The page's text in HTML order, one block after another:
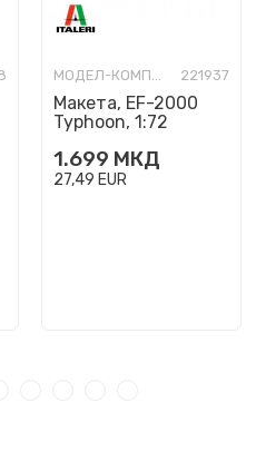
МОДЕЛ-КОМПЛЕТ 221937
Макета, EF-2000
Typhoon, 1:72
1.699 МКД
27,49 EUR